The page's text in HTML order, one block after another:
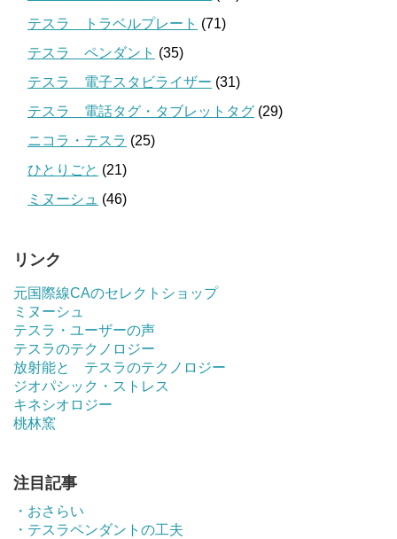
テスラ トラベルプレート (71)
テスラ ペンダント (35)
テスラ 電子スタビライザー (31)
テスラ 電話タグ・タブレットタグ (29)
ニコラ・テスラ (25)
ひとりごと (21)
ミヌーシュ (46)
リンク
元国際線CAのセレクトショップ
ミヌーシュ
テスラ・ユーザーの声
テスラのテクノロジー
放射能と テスラのテクノロジー
ジオパシック・ストレス
キネシオロジー
桃林窯
注目記事
・おさらい
・テスラペンダントの工夫